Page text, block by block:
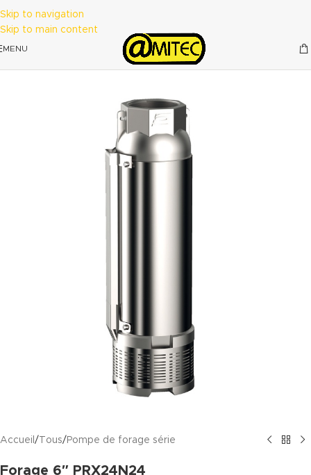
Skip to navigation
Skip to main content
MENU
Accueil /Tous/ Pompe de forage série
Forage 6″ PRX24N24